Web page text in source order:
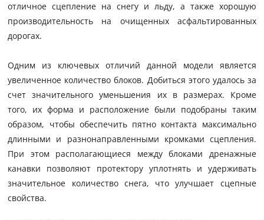
отличное сцепление на снегу и льду, а также хорошую
производительность на очищенных асфальтированных
дорогах.
Одним из ключевых отличий данной модели является
увеличенное количество блоков. Добиться этого удалось за
счет значительного уменьшения их в размерах. Кроме
того, их форма и расположение были подобраны таким
образом, чтобы обеспечить пятно контакта максимально
длинными и разнонаправленными кромками сцепления.
При этом располагающиеся между блоками дренажные
канавки позволяют протектору уплотнять и удерживать
значительное количество снега, что улучшает сцепные
свойства.